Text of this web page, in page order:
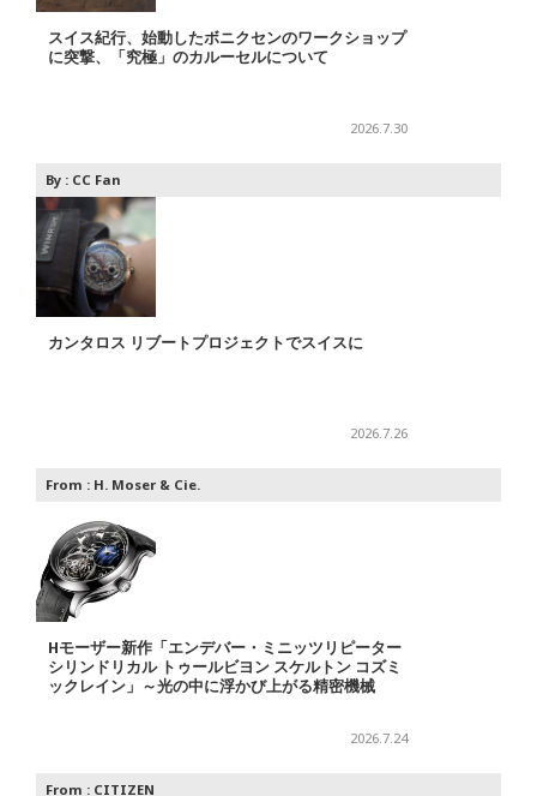
スイス紀行、始動したボニクセンのワークショップ
に突撃、「究極」のカルーセルについて
2026.7.30
By : CC Fan
カンタロス リブートプロジェクトでスイスに
2026.7.26
From : H. Moser & Cie.
Hモーザー新作「エンデバー・ミニッツリピーター
シリンドリカル トゥールビヨン スケルトン コズミ
ックレイン」～光の中に浮かび上がる精密機械
2026.7.24
From : CITIZEN